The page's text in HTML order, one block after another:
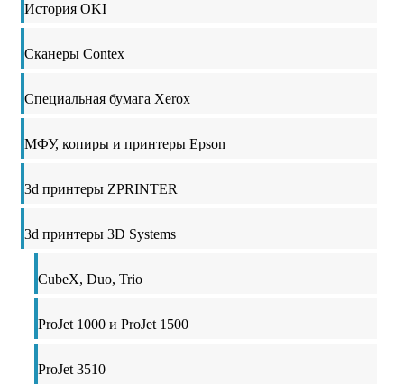
История OKI
Сканеры Contex
Специальная бумага Xerox
МФУ, копиры и принтеры Epson
3d принтеры ZPRINTER
3d принтеры 3D Systems
CubeX, Duo, Trio
ProJet 1000 и ProJet 1500
ProJet 3510